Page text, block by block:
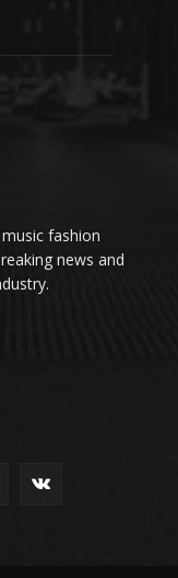
fashion
news and